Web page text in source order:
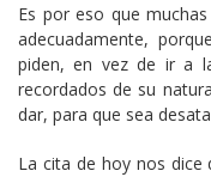
Es por eso que
adecuadamente,
piden, en vez de ir a
recordados de su
dar, para que sea
La cita de hoy nos dice